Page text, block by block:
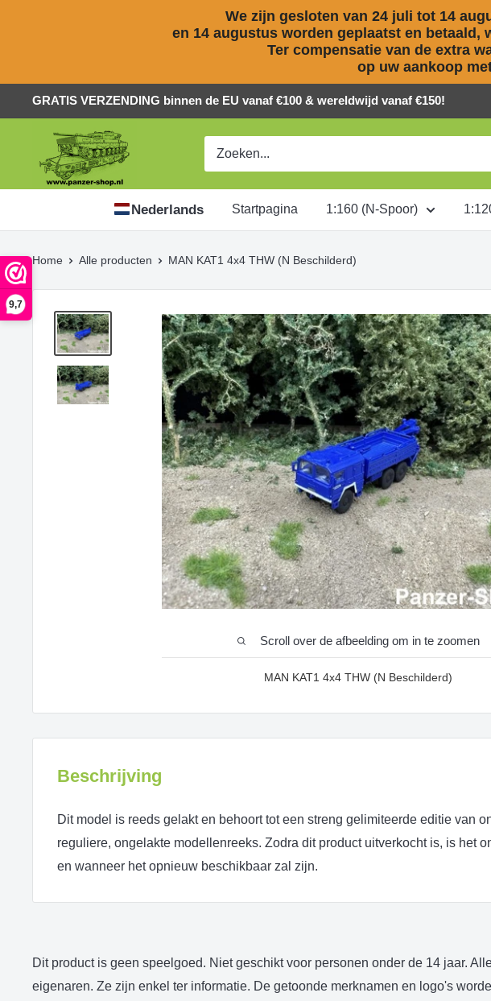
9,7
We zijn gesloten van 24 juli tot 14
en 14 augustus worden geplaatst en betaald,
Ter compensatie van de extra
op uw aankoop
inhoud
GRATIS VERZENDING binnen de EU vanaf €100 & wereldwijd vanaf €150!
Panzer-
ShopNL
Nederlands Startpagina 1:160 (N-Spoor)
Home Alle producten MAN KAT1 4x4 THW (N Beschilderd)
Scroll over de afbeelding om in te zoomen
MAN KAT1 4x4 THW (N Beschilderd)
Beschrijving
Dit model is reeds gelakt en behoort tot een streng gelimiteerde editie van
reguliere, ongelakte modellenreeks. Zodra dit product uitverkocht is, is het
en wanneer het opnieuw beschikbaar zal zijn.
Dit product is geen speelgoed. Niet geschikt voor personen onder de 14 jaar.
eigenaren. Ze zijn enkel ter informatie. De getoonde merknamen en logo's